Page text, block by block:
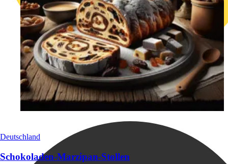
Deutschland
Schokoladen-Marzipan-Stollen